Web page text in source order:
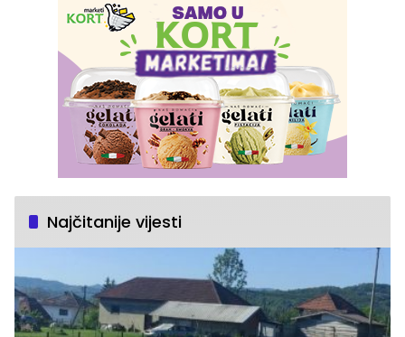
Najčitanije vijesti